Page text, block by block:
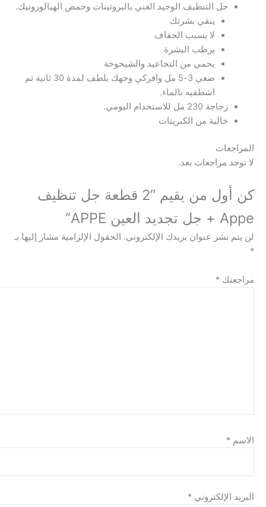
جل التنظيف الوحيد الغني بالبروتينات وحمض الهيالورونيك.
ينقي بشرتك
لا يسبب الجفاف
يرطب البشرة
يحمي من التجاعيد والشيخوخة
ضعي 3-5 مل وافركي وجهك بلطف لمدة 30 ثانية ثم
اشطفيه بالماء.
خالية من الكبريتات
مراجعات بعد.
كن أول من يقيم “2 قطعة جل تنظيف
عنوان بريدك الإلكتروني. الحقول الإلزامية مشار إليها بـ
*
*